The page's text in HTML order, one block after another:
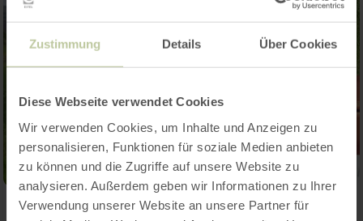
Zustimmung Details Über Cookies
Diese Webseite verwendet Cookies
Wir verwenden Cookies, um Inhalte und Anzeigen zu
personalisieren, Funktionen für soziale Medien anbieten
zu können und die Zugriffe auf unsere Website zu
analysieren. Außerdem geben wir Informationen zu Ihrer
Verwendung unserer Website an unsere Partner für